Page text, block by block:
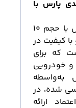
پلاس 3 پوندی پارس با
گریس شاسی پلاس ۳ پوندی پارس با حجم ۱۰
کیفیت در
که برای
خودرویی
شده، در
ارائه